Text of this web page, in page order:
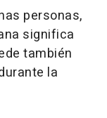
personas,
significa
también
la